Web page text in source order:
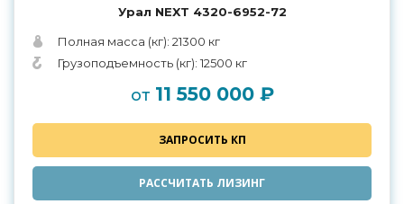
Урал NEXT 4320-6952-72
Полная масса (кг): 21300 кг
Грузоподъемность (кг): 12500 кг
от 11 550 000 ₽
ЗАПРОСИТЬ КП
РАССЧИТАТЬ ЛИЗИНГ